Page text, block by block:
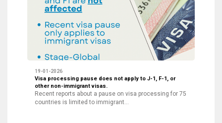
19-01-2026
Visa processing pause does not apply to J-1, F-1, or
other non-immigrant visas.
Recent reports about a pause on visa processing for 75
countries is limited to immigrant…